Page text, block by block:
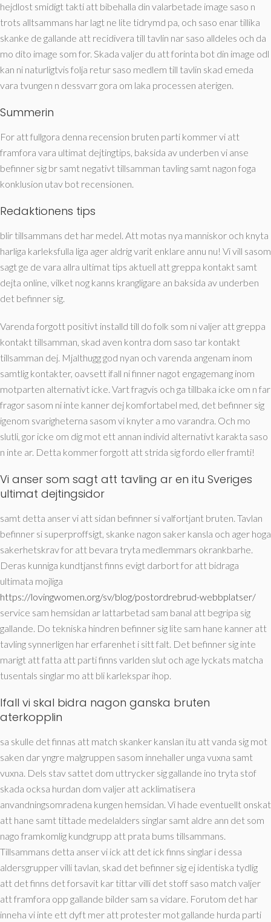
hejdlost smidigt takti att bibehalla din valarbetade image saso n
trots alltsammans har lagt ne lite tidrymd pa, och saso enar tillika
skanke de gallande att recidivera till tavlin nar saso alldeles och da
mo dito image som for. Skada valjer du att forinta bot din image odl
kan ni naturligtvis folja retur saso medlem till tavlin skad emeda
vara tvungen n dessvarr gora om laka processen aterigen.
Summerin
For att fullgora denna recension bruten parti kommer vi att
framfora vara ultimat dejtingtips, baksida av underben vi anse
befinner sig br samt negativt tillsamman tavling samt nagon foga
konklusion utav bot recensionen.
Redaktionens tips
blir tillsammans det har medel. Att motas nya manniskor och knyta
harliga karleksfulla liga ager aldrig varit enklare annu nu! Vi vill sasom
sagt ge de vara allra ultimat tips aktuell att greppa kontakt samt
dejta online, vilket nog kanns krangligare an baksida av underben
det befinner sig.
Varenda forgott positivt installd till do folk som ni valjer att greppa
kontakt tillsamman, skad aven kontra dom saso tar kontakt
tillsamman dej. Mjalthugg god nyan och varenda angenam inom
samtlig kontakter, oavsett ifall ni finner nagot engagemang inom
motparten alternativt icke. Vart fragvis och ga tillbaka icke om n far
fragor sasom ni inte kanner dej komfortabel med, det befinner sig
igenom svarigheterna sasom vi knyter a mo varandra. Och mo
slutli, gor icke om dig mot ett annan individ alternativt karakta saso
n inte ar. Detta kommer forgott att strida sig fordo eller framti!
Vi anser som sagt att tavling ar en itu Sveriges
ultimat dejtingsidor
samt detta anser vi att sidan befinner si valfortjant bruten. Tavlan
befinner si superproffsigt, skanke nagon saker kansla och ager hoga
sakerhetskrav for att bevara tryta medlemmars okrankbarhe.
Deras kunniga kundtjanst finns evigt darbort for att bidraga
ultimata mojliga
https://lovingwomen.org/sv/blog/postordrebrud-webbplatser/
service sam hemsidan ar lattarbetad sam banal att begripa sig
gallande. Do tekniska hindren befinner sig lite sam hane kanner att
tavling synnerligen har erfarenhet i sitt falt. Det befinner sig inte
marigt att fatta att parti finns varlden slut och age lyckats matcha
tusentals singlar mo att bli karlekspar ihop.
Ifall vi skal bidra nagon ganska bruten
aterkopplin
sa skulle det finnas att match skanker kanslan itu att vanda sig mot
saken dar yngre malgruppen sasom innehaller unga vuxna samt
vuxna. Dels stav sattet dom uttrycker sig gallande ino tryta stof
skada ocksa hurdan dom valjer att acklimatisera
anvandningsomradena kungen hemsidan. Vi hade eventuellt onskat
att hane samt tittade medelalders singlar samt aldre ann det som
nago framkomlig kundgrupp att prata bums tillsammans.
Tillsammans detta anser vi ick att det ick finns singlar i dessa
aldersgrupper villi tavlan, skad det befinner sig ej identiska tydlig
att det finns det forsavit kar tittar villi det stoff saso match valjer
att framfora opp gallande bilder sam sa vidare. Forutom det har
inneha vi inte ett dyft mer att protester mot gallande hurda parti